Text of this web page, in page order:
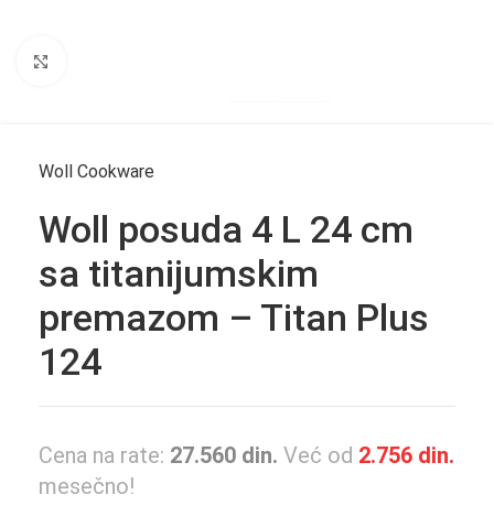
Woll Cookware
Woll posuda 4 L 24 cm
sa titanijumskim
premazom – Titan Plus
124
Cena na rate: 27.560 din. Već od 2.756 din.
mesečno!